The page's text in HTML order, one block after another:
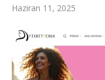
Haziran 11, 2025